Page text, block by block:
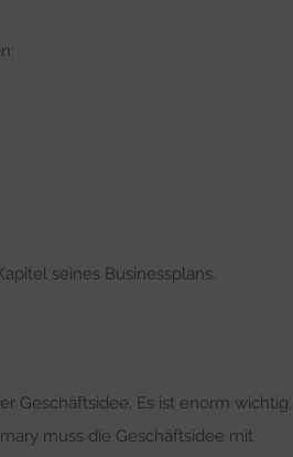
seines Businessplans.
Geschäftsidee. Es ist enorm wichtig,
muss die Geschäftsidee mit